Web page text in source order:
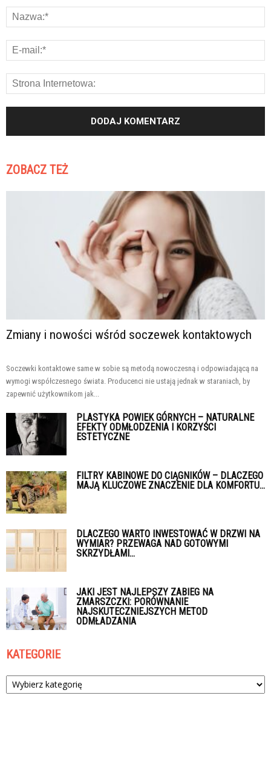
ZOBACZ TEŻ
Zmiany i nowości wśród soczewek kontaktowych
Soczewki kontaktowe same w sobie są metodą nowoczesną i odpowiadającą na
wymogi współczesnego świata. Producenci nie ustają jednak w staraniach, by
zapewnić użytkownikom jak...
PLASTYKA POWIEK GÓRNYCH – NATURALNE
EFEKTY ODMŁODZENIA I KORZYŚCI
ESTETYCZNE
FILTRY KABINOWE DO CIĄGNIKÓW – DLACZEGO
MAJĄ KLUCZOWE ZNACZENIE DLA KOMFORTU...
DLACZEGO WARTO INWESTOWAĆ W DRZWI NA
WYMIAR? PRZEWAGA NAD GOTOWYMI
SKRZYDŁAMI...
JAKI JEST NAJLEPSZY ZABIEG NA
ZMARSZCZKI: PORÓWNANIE
NAJSKUTECZNIEJSZYCH METOD
ODMŁADZANIA
KATEGORIE
Kategorie